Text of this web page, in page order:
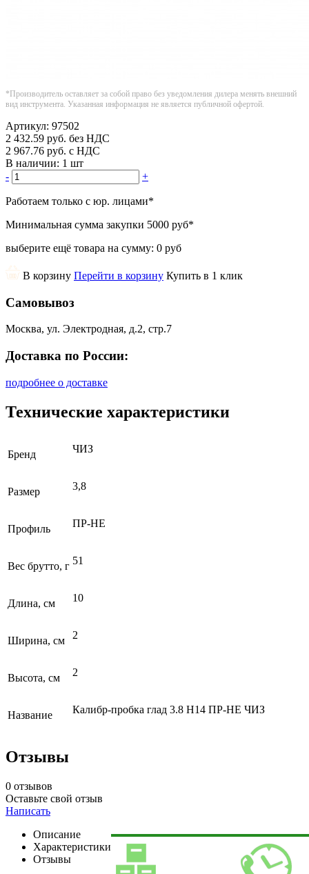
*Производитель оставляет за собой право без уведомления дилера менять внешний
вид инструмента. Указанная информация не является публичной офертой.
Артикул: 97502
2 432.59 руб. без НДС
2 967.76 руб. с НДС
В наличии: 1 шт
-
+
Работаем только с юр. лицами*
Минимальная сумма закупки 5000 руб*
выберите ещё товара на сумму: 0 руб
В корзину Перейти в корзину Купить в 1 клик
Самовывоз
Москва, ул. Электродная, д.2, стр.7
Доставка по России:
подробнее о доставке
Технические характеристики
Бренд ЧИЗ
Размер 3,8
Профиль ПР-НЕ
Вес брутто, г 51
Длина, см 10
Ширина, см 2
Высота, см 2
Название Калибр-пробка глад 3.8 Н14 ПР-НЕ ЧИЗ
Отзывы
0 отзывов
Оставьте свой отзыв
Написать
Описание
Характеристики
Отзывы